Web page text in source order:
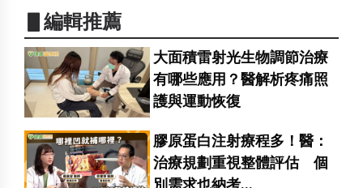
▋編輯推薦
大面積雷射光生物調節治療
有哪些應用？醫解析疼痛照
護與運動恢復
膠原蛋白注射療程多！醫：
治療規劃重視整體評估 個
別需求也納考...